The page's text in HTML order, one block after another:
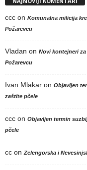
ccc on Komunalna milicija
Požarevcu
Vladan on Novi kontejneri
Požarevcu
Ivan Mlakar on Objavljen
zaštite pčele
ccc on Objavljen termin
pčele
cc on Zelengorska i